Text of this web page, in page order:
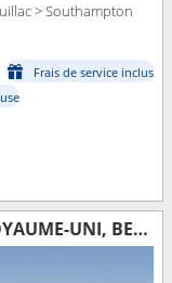
> Southampton
Frais de service inclus
PORTUGAL, ESPAGNE, FRANCE, ROYAUME-UNI, BELGIQUE, PAYS-BAS, ALLEMAGNE, DANEMARK